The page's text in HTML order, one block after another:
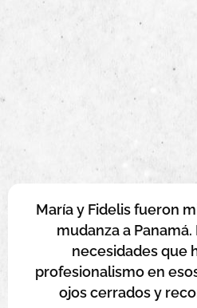
María y Fidelis fueron
mudanza a
necesidades que
profesionalismo en
ojos cerrados y